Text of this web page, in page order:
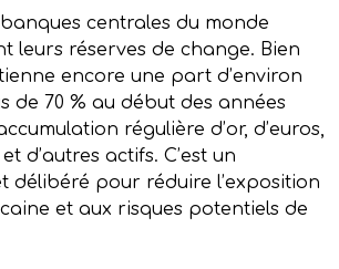
centrales du monde
leurs réserves de change. Bien
encore une part d’environ
de 70 % au début des années
régulière d’or, d’euros,
d’autres actifs. C’est un
délibéré pour réduire l’exposition
et aux risques potentiels de